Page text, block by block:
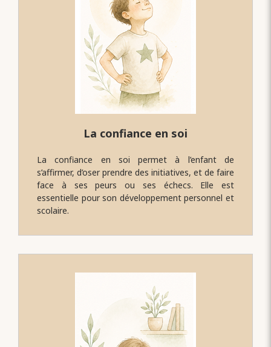
La confiance en soi
La confiance en soi permet à l’enfant de
s’affirmer, d’oser prendre des initiatives, et de faire
face à ses peurs ou ses échecs. Elle est
essentielle pour son développement personnel et
scolaire.